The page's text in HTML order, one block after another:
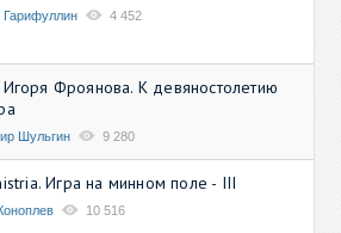
Гарифуллин 4 452
Фроянова. К девяностолетию
Шульгин 9 280
Игра на минном поле - III
10 516